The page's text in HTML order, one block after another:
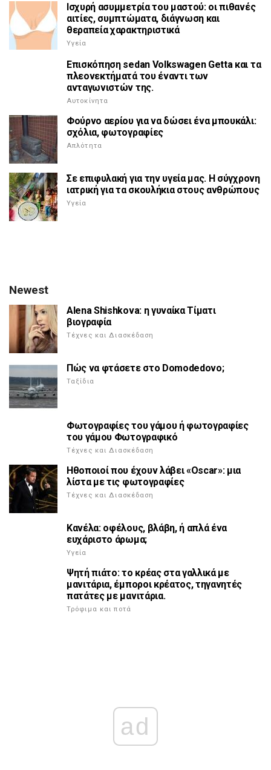
Ισχυρή ασυμμετρία του μαστού: οι πιθανές
αιτίες, συμπτώματα, διάγνωση και
θεραπεία χαρακτηριστικά
Υγεία
Επισκόπηση sedan Volkswagen Getta και τα
πλεονεκτήματά του έναντι των
ανταγωνιστών της.
Αυτοκίνητα
Φούρνο αερίου για να δώσει ένα μπουκάλι:
σχόλια, φωτογραφίες
Απλότητα
Σε επιφυλακή για την υγεία μας. Η σύγχρονη
ιατρική για τα σκουλήκια στους ανθρώπους
Υγεία
Newest
Alena Shishkova: η γυναίκα Τίματι
βιογραφία
Τέχνες και Διασκέδαση
Πώς να φτάσετε στο Domodedovo;
Ταξίδια
Φωτογραφίες του γάμου ή φωτογραφίες
του γάμου Φωτογραφικό
Τέχνες και Διασκέδαση
Ηθοποιοί που έχουν λάβει «Oscar»: μια
λίστα με τις φωτογραφίες
Τέχνες και Διασκέδαση
Κανέλα: οφέλους, βλάβη, ή απλά ένα
ευχάριστο άρωμα;
Υγεία
Ψητή πιάτο: το κρέας στα γαλλικά με
μανιτάρια, έμποροι κρέατος, τηγανητές
πατάτες με μανιτάρια.
Τρόφιμα και ποτά
ad